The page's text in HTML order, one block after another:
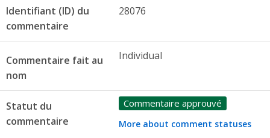
Identifiant (ID) du
commentaire
28076
Commentaire fait au
nom
Individual
Statut du
commentaire
Commentaire approuvé
More about comment statuses